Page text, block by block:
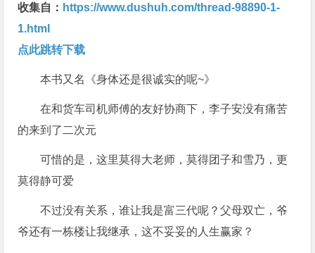
收集自： https://www.dushuh.com/thread-98890-1-
1.html
点此跳转下载
本书又名《身体还是很诚实的呢~》
在和货车司机师傅的友好协商下，李子安没有痛苦
的来到了二次元
可惜的是，这里莫得大老师，莫得团子和雪乃，更
莫得静可爱
不过没有关系，谁让我是富三代呢？父母双亡，爷
爷还有一栋楼让我继承，这不妥妥的人生赢家？